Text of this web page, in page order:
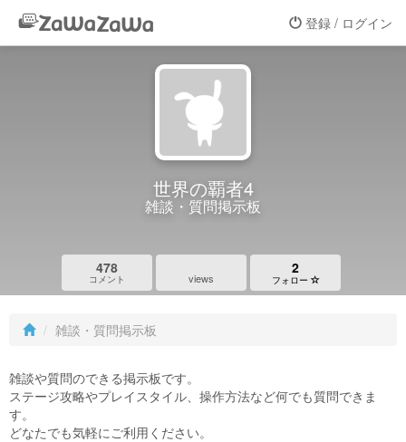
登録 / ログイン
世界の覇者4
雑談・質問掲示板
478
コメント views
2
フォロー
雑談・質問掲示板
雑談や質問のできる掲示板です。
ステージ攻略やプレイスタイル、操作方法など何でも質問できま
す。
どなたでも気軽にご利用ください。